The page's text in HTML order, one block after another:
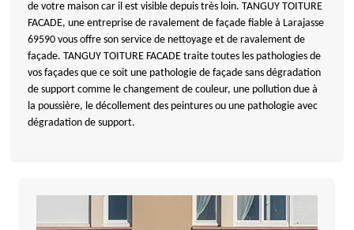
de votre maison car il est visible depuis très loin. TANGUY TOITURE
FACADE, une entreprise de ravalement de façade fiable à Larajasse
69590 vous offre son service de nettoyage et de ravalement de
façade. TANGUY TOITURE FACADE traite toutes les pathologies de
vos façades que ce soit une pathologie de façade sans dégradation
de support comme le changement de couleur, une pollution due à
la poussière, le décollement des peintures ou une pathologie avec
dégradation de support.